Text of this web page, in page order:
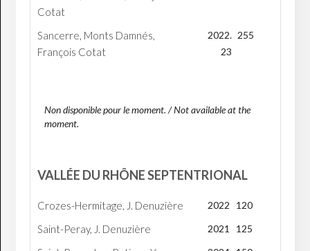
Cotat
Sancerre, Monts Damnés,
François Cotat
2022.
23
255
Non disponible pour le moment. / Not available at the
moment.
VALLÉE DU RHÔNE SEPTENTRIONAL
Crozes-Hermitage, J. Denuzière 2022 120
Saint-Peray, J. Denuzière 2021 125